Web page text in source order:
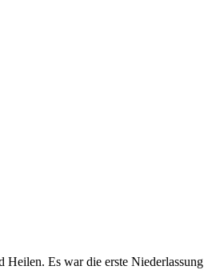
Es war die erste